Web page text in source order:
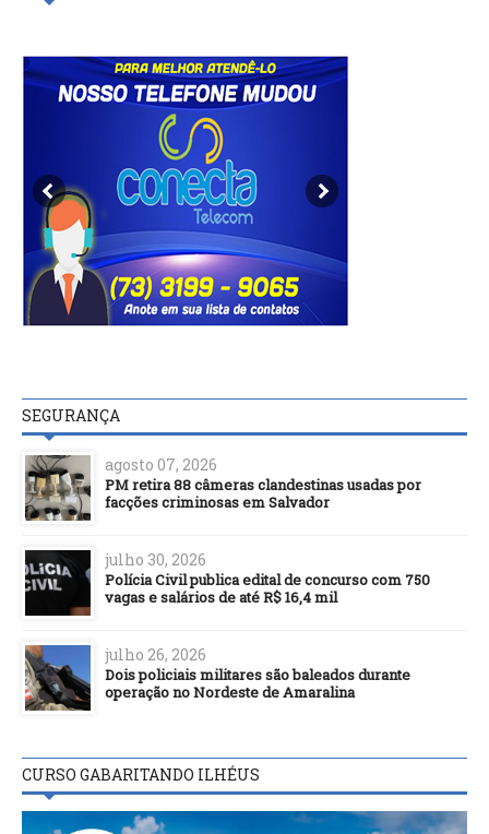
SEGURANÇA
agosto 07, 2026
PM retira 88 câmeras clandestinas usadas por
facções criminosas em Salvador
julho 30, 2026
Polícia Civil publica edital de concurso com 750
vagas e salários de até R$ 16,4 mil
julho 26, 2026
Dois policiais militares são baleados durante
operação no Nordeste de Amaralina
CURSO GABARITANDO ILHÉUS